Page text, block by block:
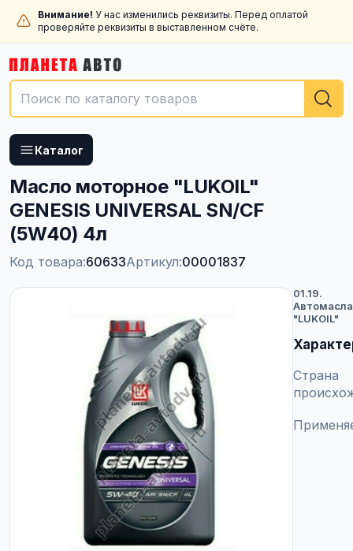
Внимание! У нас изменились реквизиты. Перед оплатой
проверяйте реквизиты в выставленном счёте.
Каталог
Масло моторное "LUKOIL"
GENESIS UNIVERSAL SN/CF
(5W40) 4л
Код товара:60633Артикул:00001837
01.19.
Автомасла
"LUKOIL"
Страна